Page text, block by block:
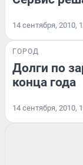
14 сентября, 2010,
ГОРОД
Долги по
конца года
14 сентября, 2010,